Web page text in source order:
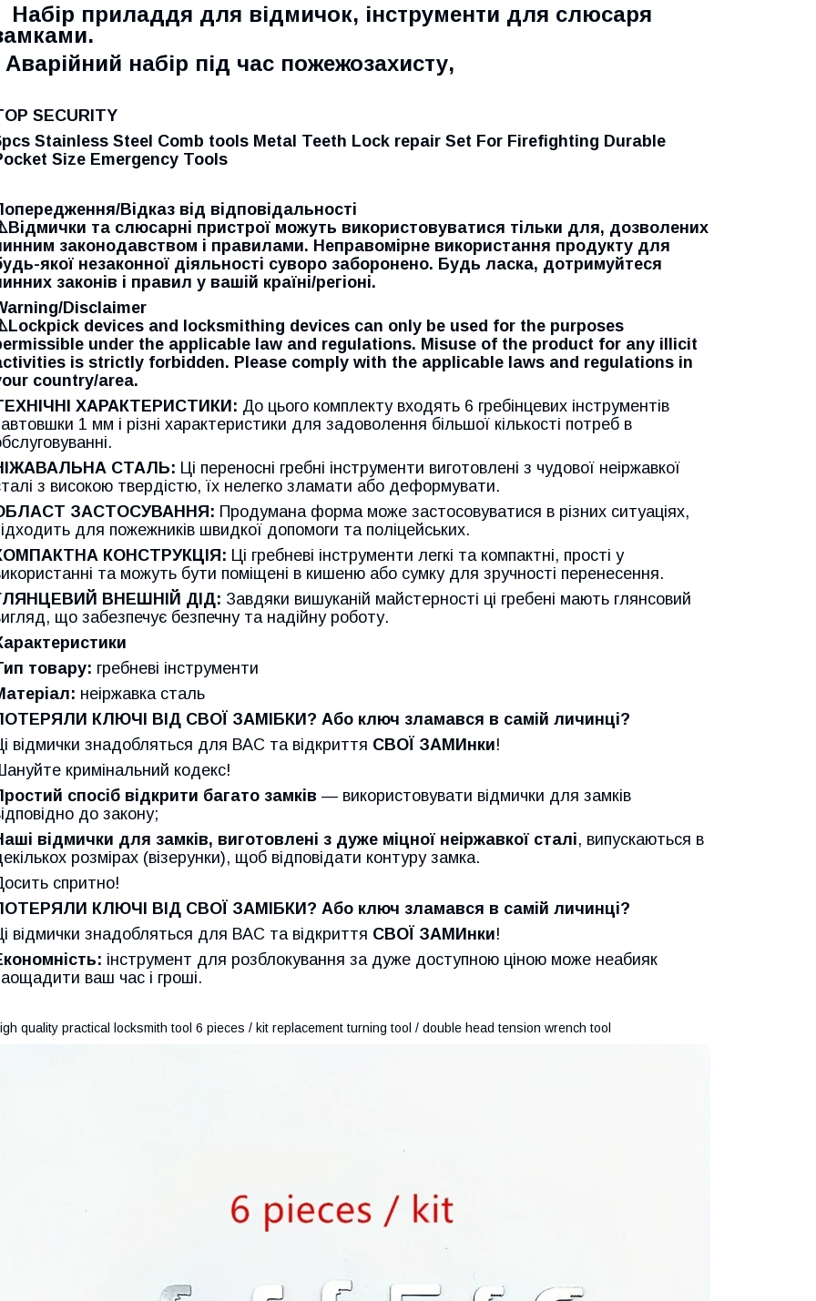
абір приладдя для відмичок, інструменти для слюсаря
варійний набір під час пожежозахисту,
SECURITY
Stainless Steel Comb tools Metal Teeth Lock repair Set For Firefighting Durable
Size Emergency Tools
Відказ від відповідальності
та слюсарні пристрої можуть використовуватися тільки для, дозволених
законодавством і правилами. Неправомірне використання продукту для
якої незаконної діяльності суворо заборонено. Будь ласка, дотримуйтеся
законів і правил у вашій країні/регіоні.
Disclaimer
devices and locksmithing devices can only be used for the purposes
under the applicable law and regulations. Misuse of the product for any illicit
is strictly forbidden. Please comply with the applicable laws and regulations in
country/area.
ХАРАКТЕРИСТИКИ: До цього комплекту входять 6 гребінцевих інструментів
1 мм і різні характеристики для задоволення більшої кількості потреб в
СТАЛЬ: Ці переносні гребні інструменти виготовлені з чудової неіржавкої
з високою твердістю, їх нелегко зламати або деформувати.
ЗАСТОСУВАННЯ: Продумана форма може застосовуватися в різних ситуаціях,
для пожежників швидкої допомоги та поліцейських.
КОНСТРУКЦІЯ: Ці гребневі інструменти легкі та компактні, прості у
та можуть бути поміщені в кишеню або сумку для зручності перенесення.
ВНЕШНІЙ ДІД: Завдяки вишуканій майстерності ці гребені мають глянсовий
що забезпечує безпечну та надійну роботу.
товару: гребневі інструменти
неіржавка сталь
КЛЮЧІ ВІД СВОЇ ЗАМІБКИ? Або ключ зламався в самій личинці?
відмички знадобляться для ВАС та відкриття СВОЇ ЗАМИнки!
кримінальний кодекс!
спосіб відкрити багато замків — використовувати відмички для замків
до закону;
відмички для замків, виготовлені з дуже міцної неіржавкої сталі, випускаються в
розмірах (візерунки), щоб відповідати контуру замка.
спритно!
КЛЮЧІ ВІД СВОЇ ЗАМІБКИ? Або ключ зламався в самій личинці?
відмички знадобляться для ВАС та відкриття СВОЇ ЗАМИнки!
інструмент для розблокування за дуже доступною ціною може неабияк
ваш час і гроші.
quality practical locksmith tool 6 pieces / kit replacement turning tool / double head tension wrench tool